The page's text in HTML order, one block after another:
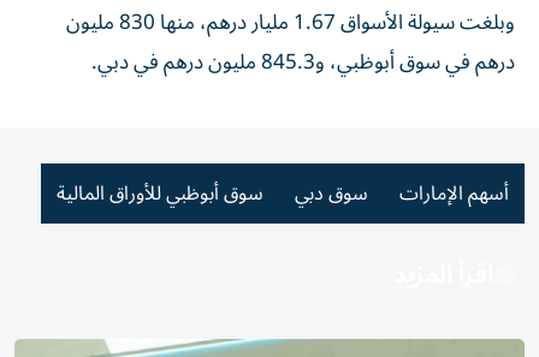
وبلغت سيولة الأسواق 1.67 مليار درهم، منها 830 مليون
درهم في سوق أبوظبي، و845.3 مليون درهم في دبي.
أسهم الإمارات سوق دبي سوق أبوظبي للأوراق المالية